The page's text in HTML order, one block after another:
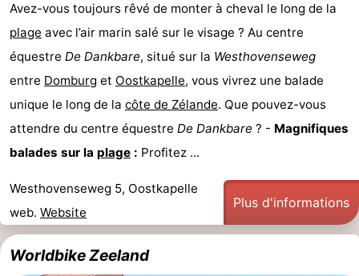
Avez-vous toujours rêvé de monter à cheval le long de la
plage avec l’air marin salé sur le visage ? Au centre
équestre De Dankbare, situé sur la Westhovenseweg
entre Domburg et Oostkapelle, vous vivrez une balade
unique le long de la côte de Zélande. Que pouvez-vous
attendre du centre équestre De Dankbare ? - Magnifiques
balades sur la plage : Profitez ...
Westhovenseweg 5, Oostkapelle
web. Website
Plus d'informations
Worldbike Zeeland